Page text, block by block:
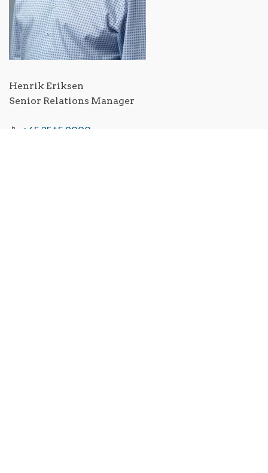
Henrik Eriksen
Senior Relations Manager
📱
+45 2565 9000